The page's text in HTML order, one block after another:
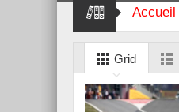
Accueil
Grid